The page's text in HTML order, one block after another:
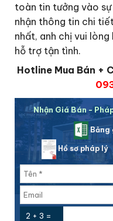
toàn tin tưởng vào
nhận thông tin chi
nhất, anh chị vui
hỗ trợ tận tình.
Hotline Mua Bán +
Nhận Giá Bán -
Bảng
Hồ sơ pháp lý
2 + 3 =